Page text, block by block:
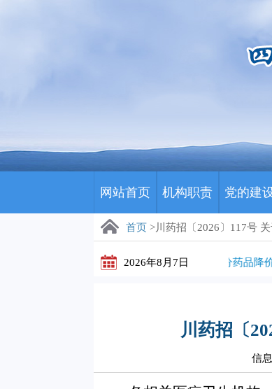
网站首页 机构职责 党的建
首页 >川药招〔2026〕117号
2026年8月7日
川药招〔2026〕172号 关于公示部分药品降价的
川药招〔
信